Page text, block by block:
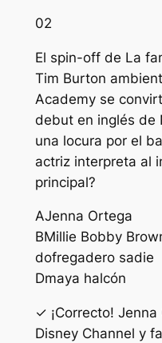
02
El spin-off de La
Tim Burton
Academy se
debut en inglés de
una locura por el
actriz interpreta al
principal?
AJenna Ortega
BMillie Bobby
dofregadero sadie
Dmaya halcón
✓ ¡Correcto!
Disney Channel y